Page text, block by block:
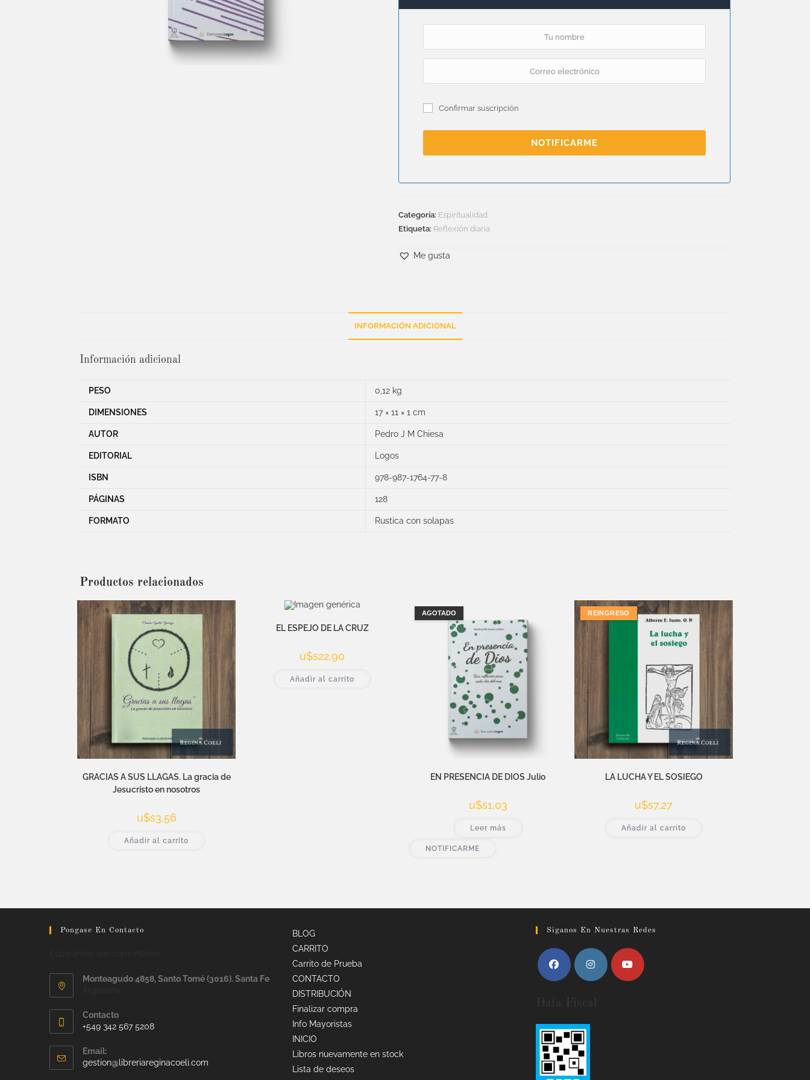
Confirmar suscripción
NOTIFICARME
Categoría: Espiritualidad
Etiqueta: Reflexión diaria
Me gusta
INFORMACIÓN ADICIONAL
Información adicional
PESO 0,12 kg
DIMENSIONES 17 × 11 × 1 cm
AUTOR Pedro J M Chiesa
EDITORIAL Logos
ISBN 978-987-1764-77-8
PÁGINAS 128
FORMATO Rustica con solapas
Productos relacionados
GRACIAS A SUS LLAGAS. La gracia de
Jesucristo en nosotros
u$s3,56
Añadir al carrito
EL ESPEJO DE LA CRUZ
u$s22,90
Añadir al carrito
AGOTADO
EN PRESENCIA DE DIOS Julio
u$s1,03
Leer más
NOTIFICARME
REINGRESO
LA LUCHA Y EL SOSIEGO
u$s7,27
Añadir al carrito
Pongase En Contacto
Monteagudo 4858, Santo Tomé (3016). Santa Fe
Contacto
+549 342 567 5208
Email:
gestion@libreriareginacoeli.com
BLOG
CARRITO
Carrito de Prueba
CONTACTO
DISTRIBUCIÓN
Finalizar compra
Info Mayoristas
INICIO
Libros nuevamente en stock
Lista de deseos
Siganos En Nuestras Redes